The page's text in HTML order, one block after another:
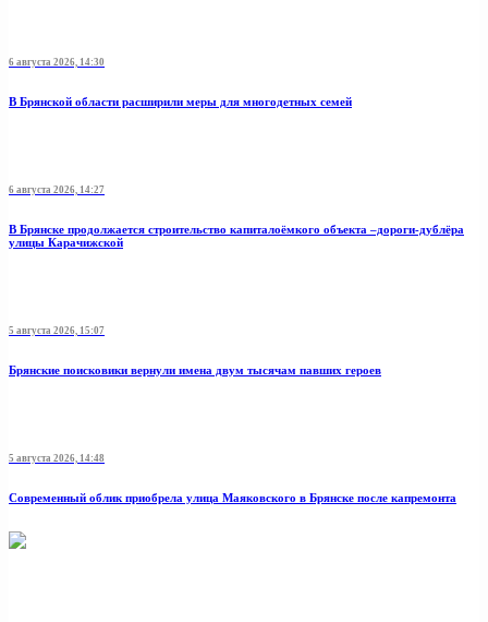
6 августа 2026, 14:30
В Брянской области расширили меры для многодетных семей
6 августа 2026, 14:27
В Брянске продолжается строительство капиталоёмкого объекта –дороги-дублёра
улицы Карачижской
5 августа 2026, 15:07
Брянские поисковики вернули имена двум тысячам павших героев
5 августа 2026, 14:48
Современный облик приобрела улица Маяковского в Брянске после капремонта